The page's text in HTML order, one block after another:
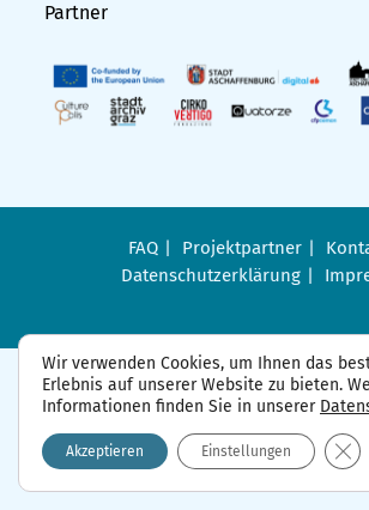
Partner
FAQ Projektpartner
Datenschutzerklärung
Wir verwenden Cookies, um Ihnen das
Erlebnis auf unserer Website zu bieten.
Informationen finden Sie in unserer
Akzeptieren Einstellungen